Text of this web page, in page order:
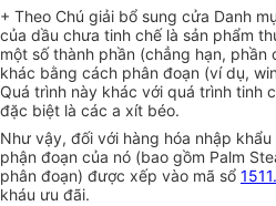
+ Theo Chú giải bổ sung cửa Danh
của dầu chưa tinh chế là sản phẩm
một số thành phần (chẳng hạn,
khác bằng cách phân đoạn (ví dụ,
Quá trình này khác với quá trình tinh
đặc biệt là các a xít béo.
Như vậy, đối với hàng hóa nhập
phận đoạn của nó (bao gồm Palm
phân đoạn) được xếp vào mã sổ
kháu ưu đãi.